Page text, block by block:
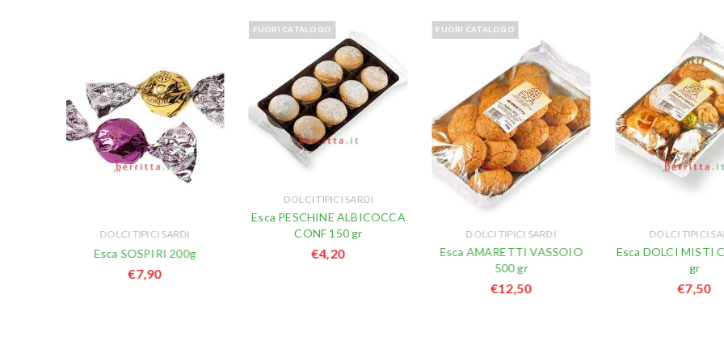
DOLCI TIPICI SARDI
Esca SOSPIRI 200g
€7,90
FUORI CATALOGO
DOLCI TIPICI SARDI
Esca PESCHINE ALBICOCCA
CONF 150 gr
€4,20
FUORI CATALOGO
DOLCI TIPICI SARDI
Esca AMARETTI VASSOIO
500 gr
€12,50
DOLCI TIPICI
Esca DOLCI MISTI
gr
€7,50